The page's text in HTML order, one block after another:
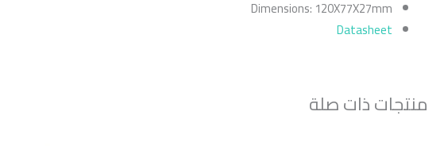
Dimensions: 120X77X27mm
Datasheet
منتجات ذات صلة